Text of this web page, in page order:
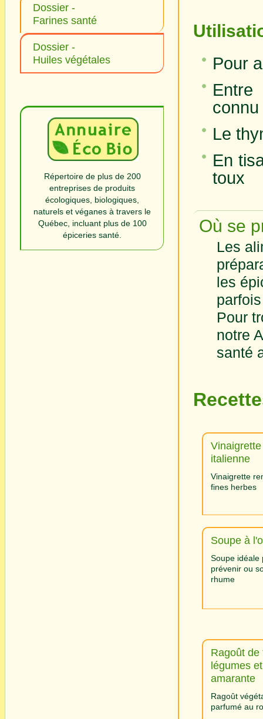
Dossier -
Farines santé
Dossier -
Huiles végétales
Répertoire de plus de 200
entreprises de produits
écologiques, biologiques,
naturels et véganes à travers le
Québec, incluant plus de 100
épiceries santé.
Pour
Le
En
toux
Où se
Les
les
Pour
notre
santé
Vinaigrette
italienne
Vinaigrette
fines herbes
Soupe à
Soupe idéale
prévenir ou
rhume
Ragoût de
légumes et
amarante
Ragoût
parfumé au